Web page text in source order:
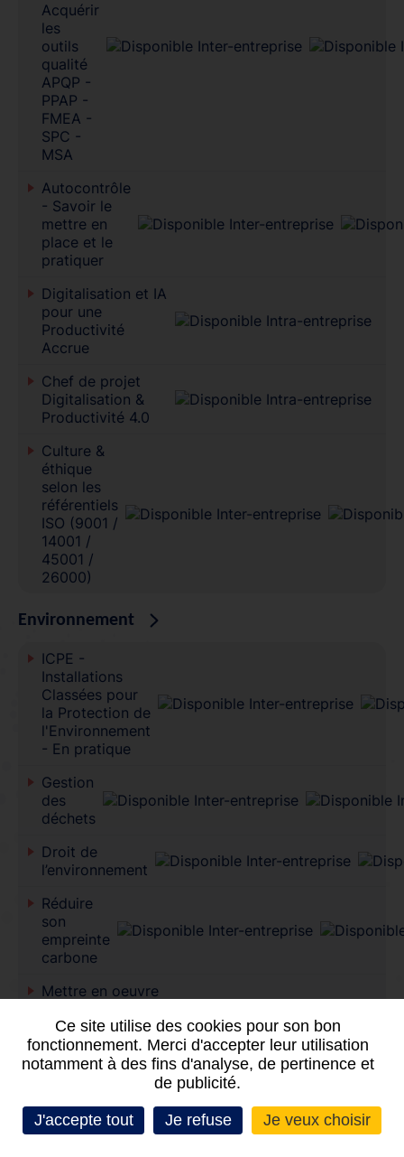
Ce site utilise des cookies pour son bon
fonctionnement. Merci d'accepter leur utilisation
notamment à des fins d'analyse, de pertinence et
de publicité.
J'accepte tout Je refuse Je veux choisir
Acquérir
les
outils
qualité
APQP -
PPAP -
FMEA -
SPC -
MSA
Autocontrôle
- Savoir le
mettre en
place et le
pratiquer
Digitalisation et IA
pour une
Productivité
Accrue
Chef de projet
Digitalisation &
Productivité 4.0
Culture &
éthique
selon les
référentiels
ISO (9001 /
14001 /
45001 /
26000)
Environnement
ICPE -
Installations
Classées pour
la Protection de
l'Environnement
- En pratique
Gestion
des
déchets
Droit de
l’environnement
Réduire
son
empreinte
carbone
Mettre en oeuvre
environnementale
efficace